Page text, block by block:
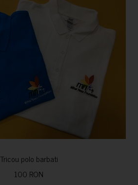
Tricou polo barbati
100 RON